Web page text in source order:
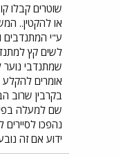
שוטרים קבלו
או להקטין..
ע"י המתנדבים
לשים קץ
שמתנדבי נוער
אומרים להקלע
בקרבין שרוב
שם למעלה
נהפכו
ידוע אם זה